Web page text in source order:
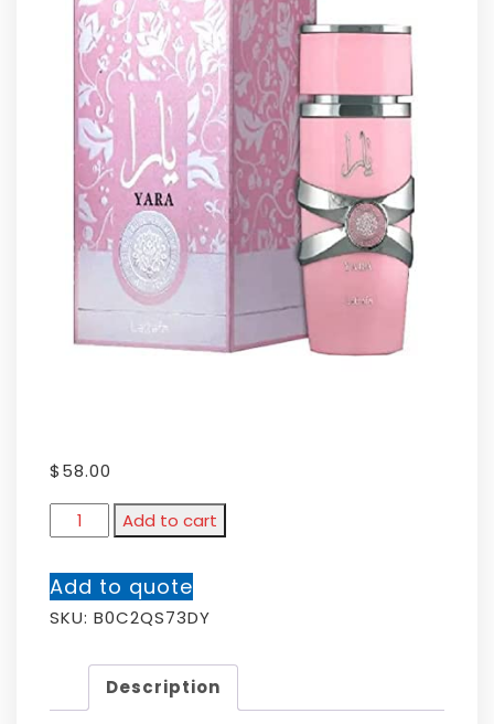
$58.00
Add to cart
Add to quote
SKU: B0C2QS73DY
Description